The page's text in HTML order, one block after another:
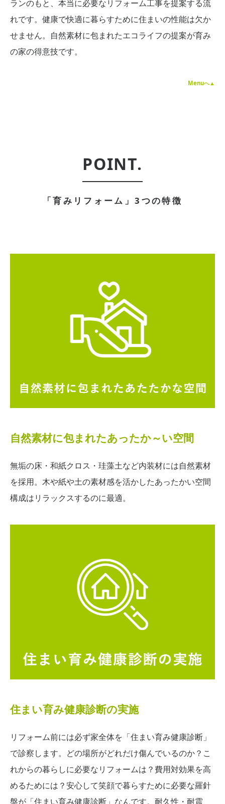
ランのもと、本当に必要なリフォーム工事を提案する流
れです。 健康で快適に暮らすために住まいの性能は欠か
せません。 自然素材に包まれたエコライフの提案が育み
の家の得意技です。
Menuへ▲
POINT.
「育みリフォーム」3つの特徴
自然素材に包まれたあったか～い空間
無垢の床・和紙クロス・珪藻土など内装材には自然素材
を採用。木や紙や土の素材感を活かしたあったかい空間
構成はリラックスするのに最適。
住まい育み健康診断の実施
リフォーム前には必ず家全体を「住まい育み健康診断」
で診察します。どの場所がどれだけ傷んでいるのか？こ
れからの暮らしに必要なリフォームは？費用対効果を高
めるためには？安心して笑顔で暮らすために必要な羅針
盤が「住まい育み健康診断」なんです。耐久性・耐震